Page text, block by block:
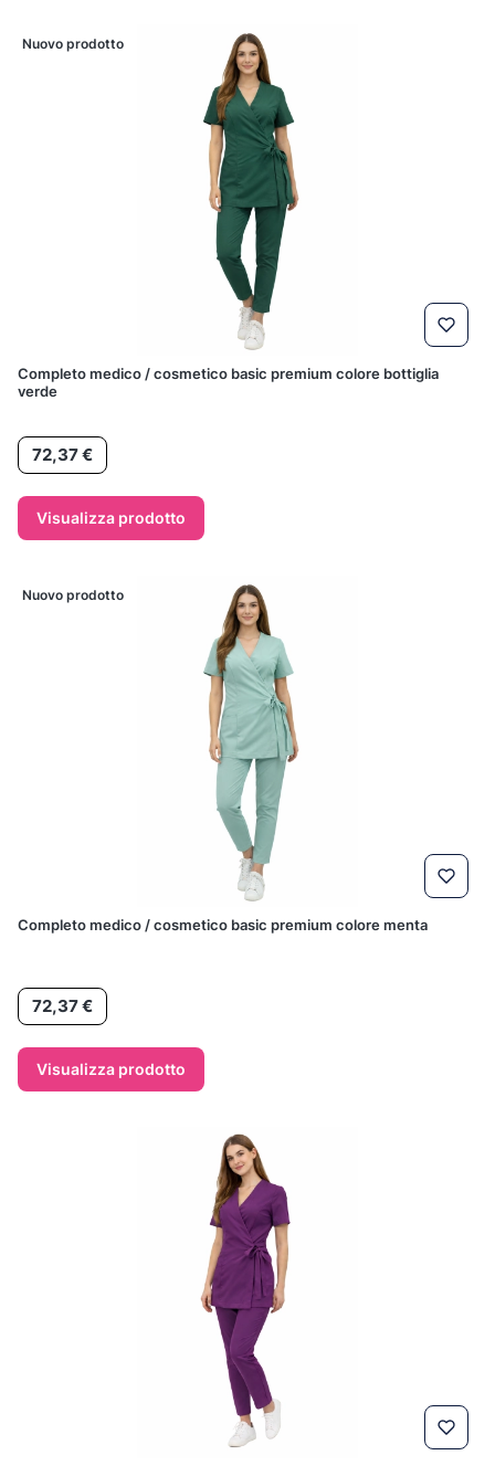
Nuovo prodotto
Completo medico / cosmetico basic premium colore bottiglia
verde
Prezzo
72,37 €
Visualizza prodotto
Nuovo prodotto
Completo medico / cosmetico basic premium colore menta
Prezzo
72,37 €
Visualizza prodotto